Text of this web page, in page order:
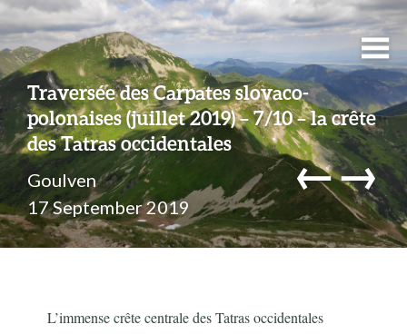
Traversée des Carpates slovaco-
polonaises (juillet 2019) – 7/10 – la crête
des Tatras occidentales
Goulven
17 September 2019
←→
L’immense crête centrale des Tatras occidentales